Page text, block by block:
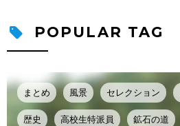
POPULAR TAG
まとめ 風景 セレクション
歴史 高校生特派員 鉱石の道